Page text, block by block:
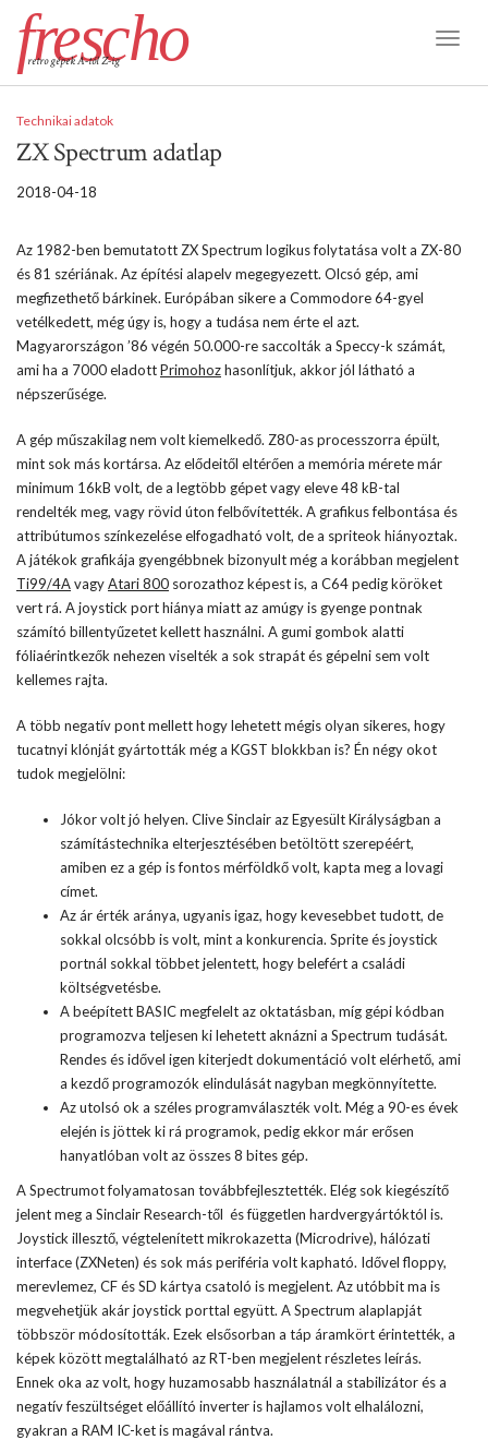
frescho
retro gépek A-tól Z-ig
Technikai adatok
ZX Spectrum adatlap
2018-04-18
Az 1982-ben bemutatott ZX Spectrum logikus folytatása volt a ZX-80
és 81 szériának. Az építési alapelv megegyezett. Olcsó gép, ami
megfizethető bárkinek. Európában sikere a Commodore 64-gyel
vetélkedett, még úgy is, hogy a tudása nem érte el azt.
Magyarországon ’86 végén 50.000-re saccolták a Speccy-k számát,
ami ha a 7000 eladottPrimohozhasonlítjuk, akkor jól látható a
népszerűsége.
A gép műszakilag nem volt kiemelkedő. Z80-as processzorra épült,
mint sok más kortársa. Az elődeitől eltérően a memória mérete már
minimum 16kB volt, de a legtöbb gépet vagy eleve 48 kB-tal
rendelték meg, vagy rövid úton felbővítették. A grafikus felbontása és
attribútumos színkezelése elfogadható volt, de a spriteok hiányoztak.
A játékok grafikája gyengébbnek bizonyult még a korábban megjelent
Ti99/4AvagyAtari 800 sorozathoz képest is, a C64 pedig köröket
vert rá. A joystick port hiánya miatt az amúgy is gyenge pontnak
számító billentyűzetet kellett használni. A gumi gombok alatti
fóliaérintkezők nehezen viselték a sok strapát és gépelni sem volt
kellemes rajta.
A több negatív pont mellett hogy lehetett mégis olyan sikeres, hogy
tucatnyi klónját gyártották még a KGST blokkban is? Én négy okot
tudok megjelölni:
Jókor volt jó helyen. Clive Sinclair az Egyesült Királyságban a
számítástechnika elterjesztésében betöltött szerepéért,
amiben ez a gép is fontos mérföldkő volt, kapta meg a lovagi
címet.
Az ár érték aránya, ugyanis igaz, hogy kevesebbet tudott, de
sokkal olcsóbb is volt, mint a konkurencia. Sprite és joystick
portnál sokkal többet jelentett, hogy belefért a családi
költségvetésbe.
A beépített BASIC megfelelt az oktatásban, míg gépi kódban
programozva teljesen ki lehetett aknázni a Spectrum tudását.
Rendes és idővel igen kiterjedt dokumentáció volt elérhető, ami
a kezdő programozók elindulását nagyban megkönnyítette.
Az utolsó ok a széles programválaszték volt. Még a 90-es évek
elején is jöttek ki rá programok, pedig ekkor már erősen
hanyatlóban volt az összes 8 bites gép.
A Spectrumot folyamatosan továbbfejlesztették. Elég sok kiegészítő
jelent meg a Sinclair Research-től és független hardvergyártóktól is.
Joystick illesztő, végtelenített mikrokazetta (Microdrive), hálózati
interface (ZXNeten) és sok más periféria volt kapható. Idővel floppy,
merevlemez, CF és SD kártya csatoló is megjelent. Az utóbbit ma is
megvehetjük akár joystick porttal együtt. A Spectrum alaplapját
többször módosították. Ezek elsősorban a táp áramkört érintették, a
képek között megtalálható az RT-ben megjelent részletes leírás.
Ennek oka az volt, hogy huzamosabb használatnál a stabilizátor és a
negatív feszültséget előállító inverter is hajlamos volt elhalálozni,
gyakran a RAM IC-ket is magával rántva.